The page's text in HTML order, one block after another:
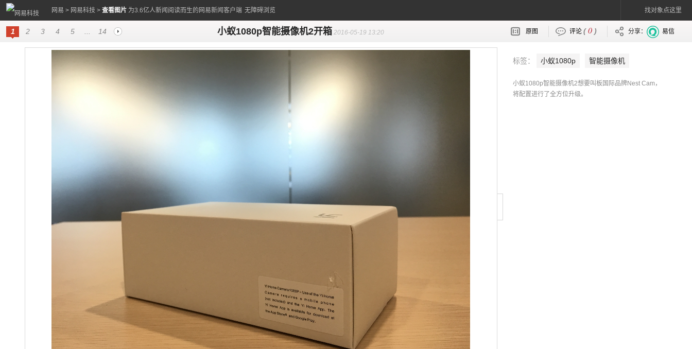
网易 > 网易科技 > 查看图片 为3.6亿人新闻阅读而生的网易新闻客户端 无障碍浏览 找对象点这里
1 2 3 4 5 14 小蚁1080p智能摄像机2开箱 2016-05-19 13:20 原图 评论 (0 ) 分享： 易信
标签： 小蚁1080p 智能摄像机
小蚁1080p智能摄像机2想要叫板国际品牌Nest Cam，
将配置进行了全方位升级。